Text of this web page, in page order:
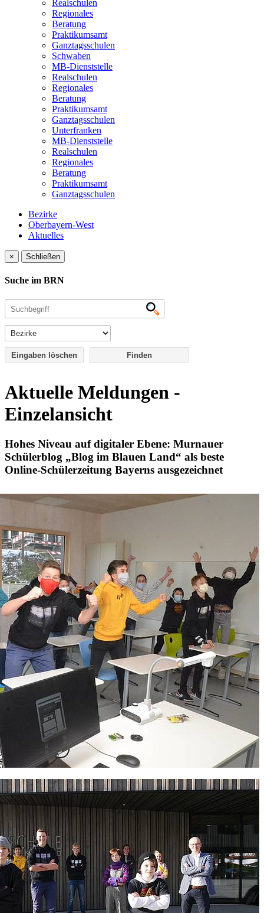
Realschulen
Regionales
Beratung
Praktikumsamt
Ganztagsschulen
Schwaben
MB-Dienststelle
Realschulen
Regionales
Beratung
Praktikumsamt
Ganztagsschulen
Unterfranken
MB-Dienststelle
Realschulen
Regionales
Beratung
Praktikumsamt
Ganztagsschulen
Bezirke
Oberbayern-West
Aktuelles
× Schließen
Suche im BRN
Eingaben löschen
Aktuelle Meldungen -
Einzelansicht
Hohes Niveau auf digitaler Ebene: Murnauer
Schülerblog „Blog im Blauen Land“ als beste
Online-Schülerzeitung Bayerns ausgezeichnet